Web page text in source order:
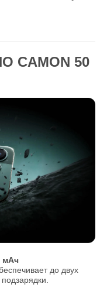
CAMON 50
мАч
до двух